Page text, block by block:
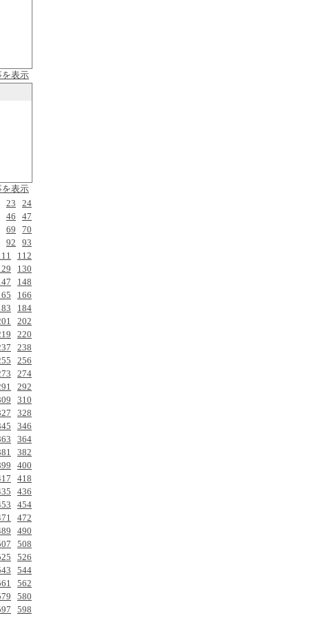
を表示
を表示
23
24
46
47
69
70
92
93
112
130
148
166
184
202
220
238
256
274
292
310
328
346
364
382
400
418
436
454
472
490
508
526
544
562
580
598